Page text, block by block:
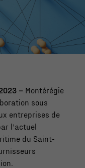
–Montérégie
sous
entreprises de
l’actuel
du Saint-